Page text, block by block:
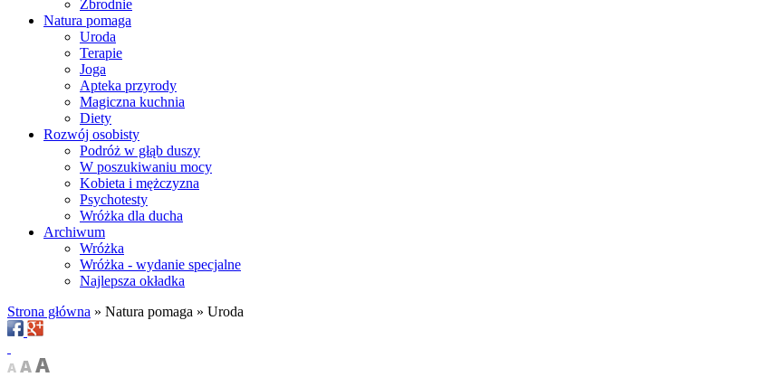
Zbrodnie
Natura pomaga
Uroda
Terapie
Joga
Apteka przyrody
Magiczna kuchnia
Diety
Rozwój osobisty
Podróż w głąb duszy
W poszukiwaniu mocy
Kobieta i mężczyzna
Psychotesty
Wróżka dla ducha
Archiwum
Wróżka
Wróżka - wydanie specjalne
Najlepsza okładka
Strona główna » Natura pomaga » Uroda